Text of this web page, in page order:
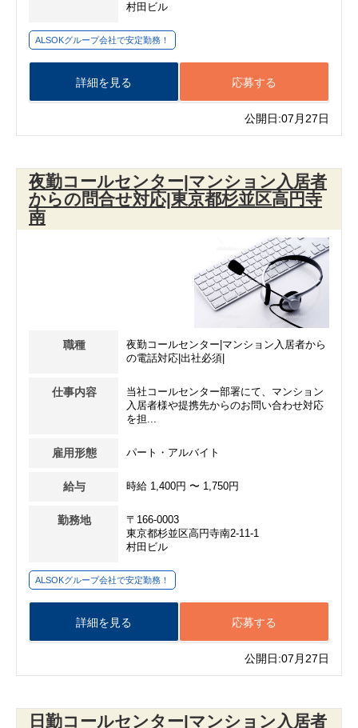
村田ビル
ALSOKグループ会社で安定勤務！
応募する
詳細を見る
公開日:07月27日
夜勤コールセンター|マンション入居者
からの問合せ対応|東京都杉並区高円寺
南
職種
夜勤コールセンター|マンション入居者から
の電話対応|出社必須|
仕事内容
当社コールセンター部署にて、マンション
入居者様や提携先からのお問い合わせ対応
を担...
雇用形態 パート・アルバイト
給与 時給 1,400円 〜 1,750円
勤務地
〒166-0003
東京都杉並区高円寺南2-11-1
村田ビル
ALSOKグループ会社で安定勤務！
応募する
詳細を見る
公開日:07月27日
日勤コールセンター|マンション入居者